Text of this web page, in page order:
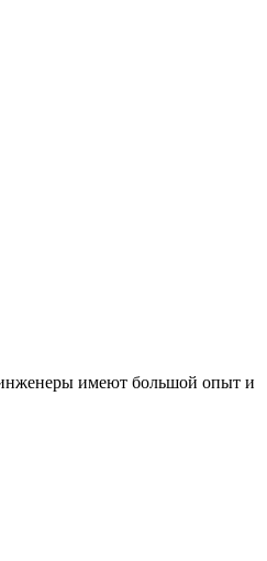
инженеры имеют большой опыт и